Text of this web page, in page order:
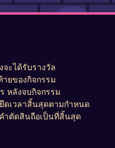
จะได้รับรางวัล
ยของกิจกรรม
หลังจบกิจกรรม
ดเวลาสิ้นสุดตามกำหนด
ำตัดสินถือเป็นที่สิ้นสุด